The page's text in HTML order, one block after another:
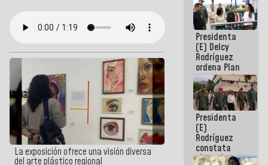
La exposición ofrece una visión diversa
del arte plástico regional
Presidenta
(E) Delcy
Rodríguez
ordena Plan
maestro de
desarrollo
logístico y
turístico
para La
Guaira
Presidenta
(E)
Rodríguez
constata
obras de